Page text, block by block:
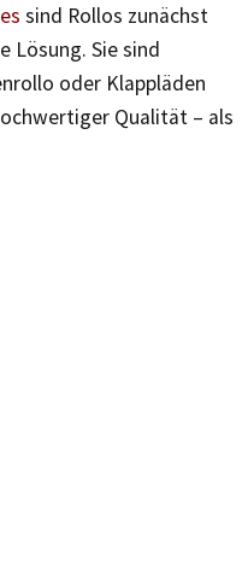
sind Rollos zunächst
Lösung. Sie sind
oder Klappläden
Qualität – als